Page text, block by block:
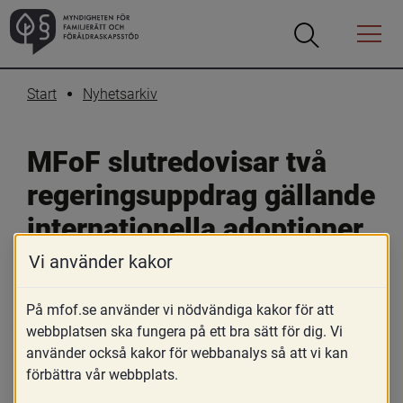
Öppna
Öppna
Menyn
Start Nyhetsarkiv
MFoF slutredovisar två
regeringsuppdrag gällande
internationella adoptioner
Skriv ut Dela
Nu har MFoF slutredovisat ytterligare två
regeringsuppdrag som berör
Vi använder kakor
På mfof.se använder vi nödvändiga kakor för att
webbplatsen ska fungera på ett bra sätt för dig. Vi
använder också kakor för webbanalys så att vi kan
förbättra vår webbplats.